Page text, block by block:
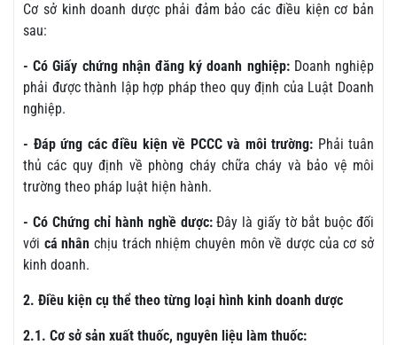
Cơ sở kinh doanh dược phải đảm bảo các điều kiện cơ bản
sau:
- Có Giấy chứng nhận đăng ký doanh nghiệp:Doanh nghiệp
phải được thành lập hợp pháp theo quy định của Luật Doanh
nghiệp.
- Đáp ứng các điều kiện về PCCC và môi trường: Phải tuân
thủ các quy định về phòng cháy chữa cháy và bảo vệ môi
trường theo pháp luật hiện hành.
- Có Chứng chỉ hành nghề dược:Đây là giấy tờ bắt buộc đối
với cá nhân chịu trách nhiệm chuyên môn về dược của cơ sở
kinh doanh.
2. Điều kiện cụ thể theo từng loại hình kinh doanh dược
2.1. Cơ sở sản xuất thuốc, nguyên liệu làm thuốc: